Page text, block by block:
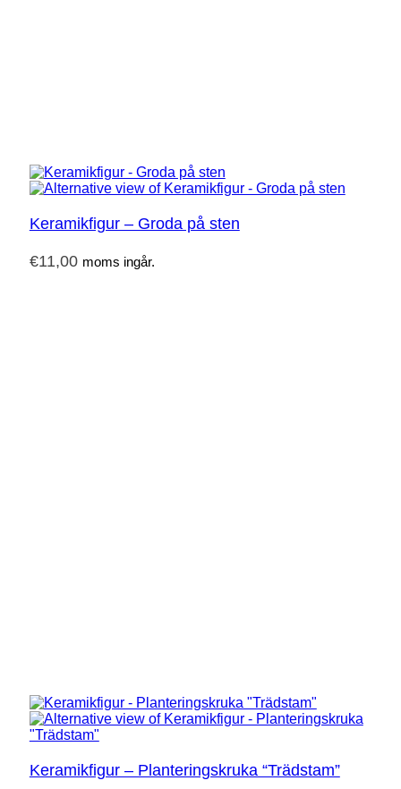
Keramikfigur – Groda på sten
€11,00 moms ingår.
Keramikfigur – Planteringskruka “Trädstam”